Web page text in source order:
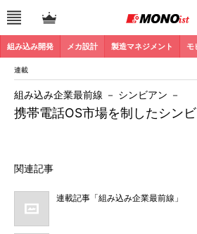
組み込み開発 メカ設計 製造マネジメント モ
連載
携帯電話OS市場を制したシン
組み込み企業最前線 － シンビアン －
関連記事
連載記事「組み込み企業最前線」